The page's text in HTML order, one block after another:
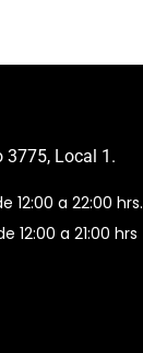
3775, Local 1.
12:00 a 22:00 hrs.
12:00 a 21:00 hrs